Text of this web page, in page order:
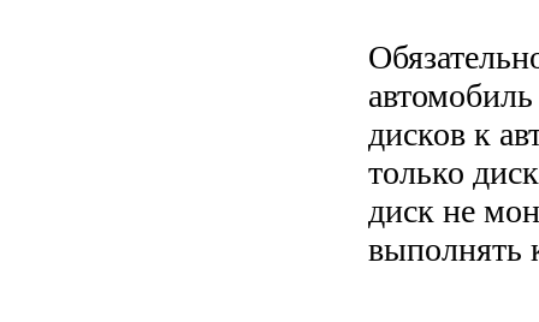
дисков к
только
диск не
выполнять